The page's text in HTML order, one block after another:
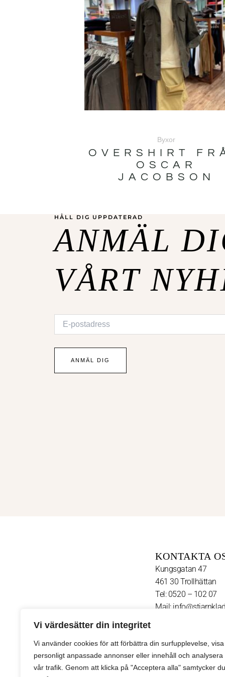
Vi värdesätter din integritet
Vi använder cookies för att förbättra din surfupplevelse, visa
personligt anpassade annonser eller innehåll och analysera
vår trafik. Genom att klicka på "Acceptera alla" samtycker du
Byxor
OVERSHIRT
OSCAR
JACOBSON
HÅLL DIG UPPDATERAD
ANMÄL
VÅRT
KONTAKTA
Kungsgatan 47
461 30 Trollhättan
Tel: 0520 – 102 07
Mail:
a
c
e
b